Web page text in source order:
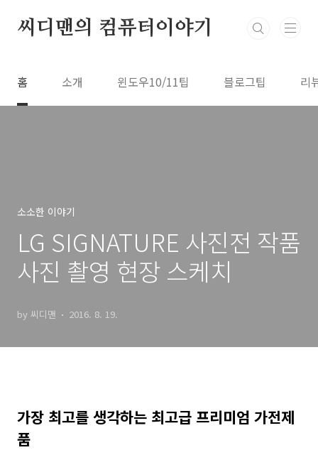
씨디맨의 컴퓨터이야기
홈 소개 윈도우10/11팁 블로그팁 리
소소한 이야기
LG SIGNATURE 사진전 작품
사진 촬영 현장 스케치
by 씨디맨 2016. 8. 19.
가장 최고를 생각하는 최고급 프리미엄 가전제
품